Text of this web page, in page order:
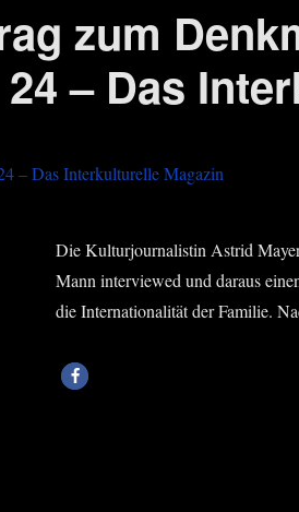
zum
– Das
Die Kul­tur­jour­na­lis­tin Astrid
Mann inter­view­ed und dar­aus
die Inter­na­tio­na­li­tät der Fami­lie.